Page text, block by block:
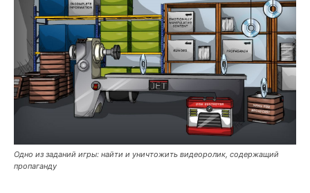
Одно из заданий игры: найти и уничтожить видеоролик, содержащий
пропаганду